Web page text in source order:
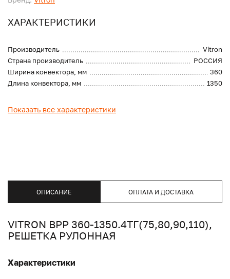
ХАРАКТЕРИСТИКИ
Производитель
Vitron
Страна производитель
РОССИЯ
Ширина конвектора, мм
360
Длина конвектора, мм
1350
Показать все характеристики
ОПИСАНИЕ ОПЛАТА И ДОСТАВКА
VITRON ВРР 360-1350.4ТГ(75,80,90,110),
РЕШЕТКА РУЛОННАЯ
Характеристики